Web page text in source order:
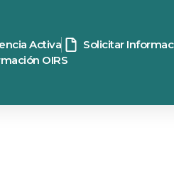
Activa
Solicitar
OIRS